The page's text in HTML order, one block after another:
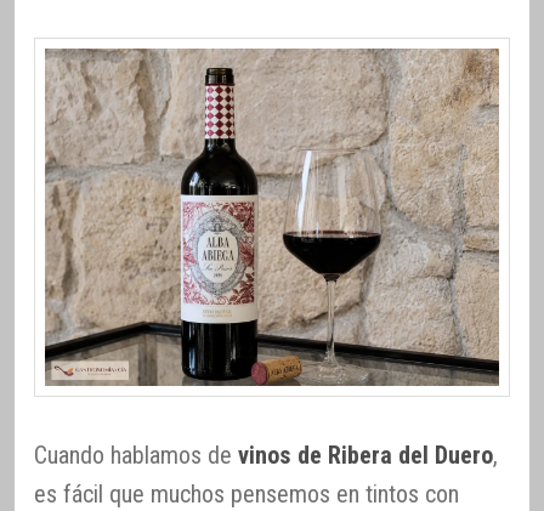
Cuando hablamos de vinos de Ribera del Duero,
es fácil que muchos pensemos en tintos con